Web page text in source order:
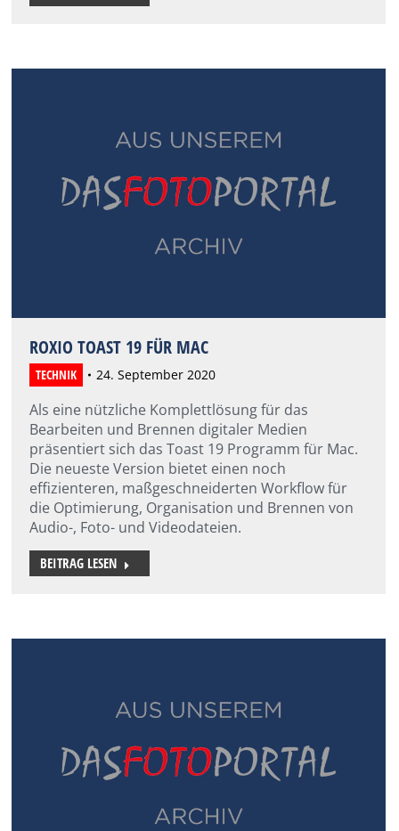
ROXIO TOAST 19 FÜR MAC
TECHNIK 24. September 2020
Als eine nützliche Komplettlösung für das
Bearbeiten und Brennen digitaler Medien
präsentiert sich das Toast 19 Programm für Mac.
Die neueste Version bietet einen noch
effizienteren, maßgeschneiderten Workflow für
die Optimierung, Organisation und Brennen von
Audio-, Foto- und Videodateien.
BEITRAG LESEN